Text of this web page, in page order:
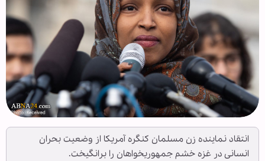
انتقاد نماینده زن مسلمان کنگره آمریکا از وضعیت بحران
انسانی در غزه خشم جمهوریخواهان را برانگیخت.